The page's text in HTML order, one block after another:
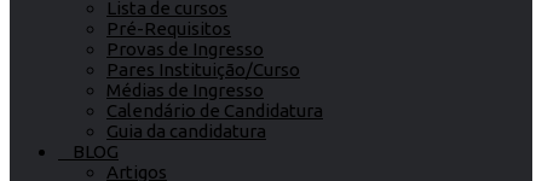
Lista de cursos
Pré-Requisitos
Provas de Ingresso
Pares Instituição/Curso
Médias de Ingresso
Calendário de Candidatura
Guia da candidatura
BLOG
Artigos